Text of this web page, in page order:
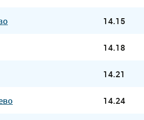
14.15
14.18
14.21
14.24